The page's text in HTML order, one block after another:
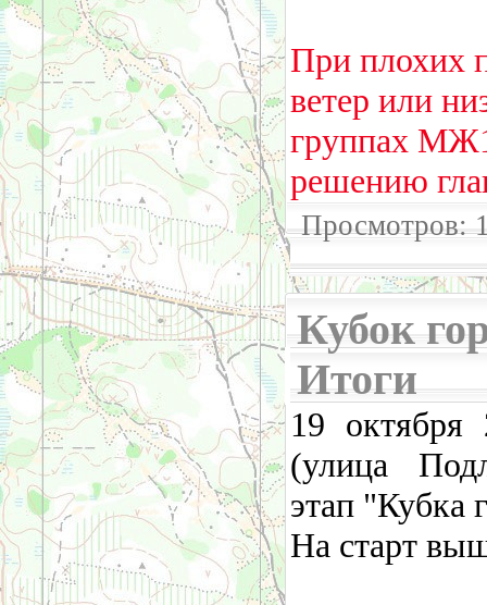
При плохих
ветер или
группах
решению
Просмотров:
Кубок
Итоги
19 октября
(улица
этап "Кубка
На старт